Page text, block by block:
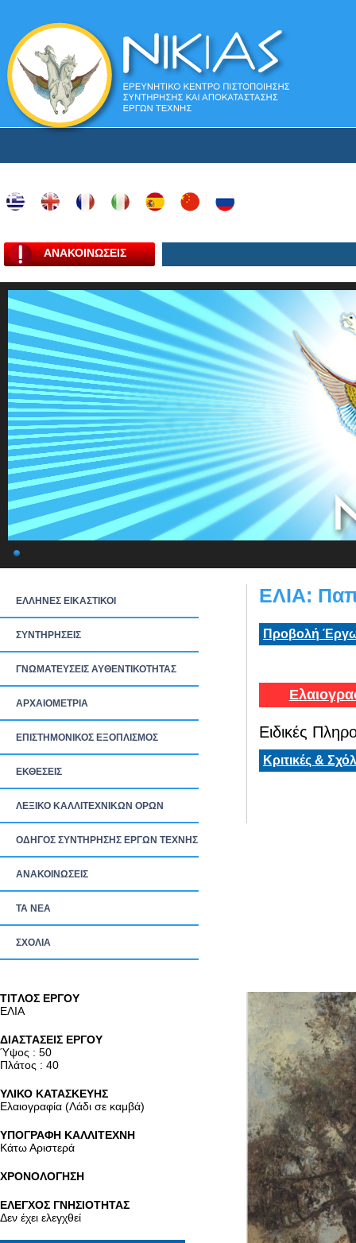
ΑΝΑΚΟΙΝΩΣΕΙΣ
ΕΛΛΗΝΕΣ ΕΙΚΑΣΤΙΚΟΙ
ΣΥΝΤΗΡΗΣΕΙΣ
ΓΝΩΜΑΤΕΥΣΕΙΣ ΑΥΘΕΝΤΙΚΟΤΗΤΑΣ
ΑΡΧΑΙΟΜΕΤΡΙΑ
ΕΠΙΣΤΗΜΟΝΙΚΟΣ ΕΞΟΠΛΙΣΜΟΣ
ΕΚΘΕΣΕΙΣ
ΛΕΞΙΚΟ ΚΑΛΛΙΤΕΧΝΙΚΩΝ ΟΡΩΝ
ΟΔΗΓΟΣ ΣΥΝΤΗΡΗΣΗΣ ΕΡΓΩΝ ΤΕΧΝΗΣ
ΑΝΑΚΟΙΝΩΣΕΙΣ
ΤΑ ΝEΑ
ΣΧΟΛΙΑ
ΕΛΙΑ:
Προβολή
Ειδικές
Κριτικές &
TITΛΟΣ ΕΡΓΟΥ
ΕΛΙΑ
ΔΙΑΣΤΑΣΕΙΣ ΕΡΓΟΥ
Ύψος : 50
Πλάτος : 40
ΥΛΙΚΟ ΚΑΤΑΣΚΕΥΗΣ
Ελαιογραφία (Λάδι σε καμβά)
ΥΠΟΓΡΑΦΗ ΚΑΛΛΙΤΕΧΝΗ
Κάτω Αριστερά
ΧΡΟΝΟΛΟΓΗΣΗ
ΕΛΕΓΧΟΣ ΓΝΗΣΙΟΤΗΤΑΣ
Δεν έχει ελεγχθεί